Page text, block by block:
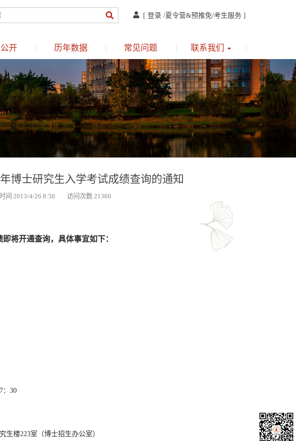
[ 登录 /夏令营&预推免/考生服务 ]
开 历年数据 常见问题 联系我们
博士研究生入学考试成绩查询的通知
间 2013/4/26 8:50 访问次数 21360
将开通查询，具体事宜如下：
：30
生楼223室（博士招生办公室）